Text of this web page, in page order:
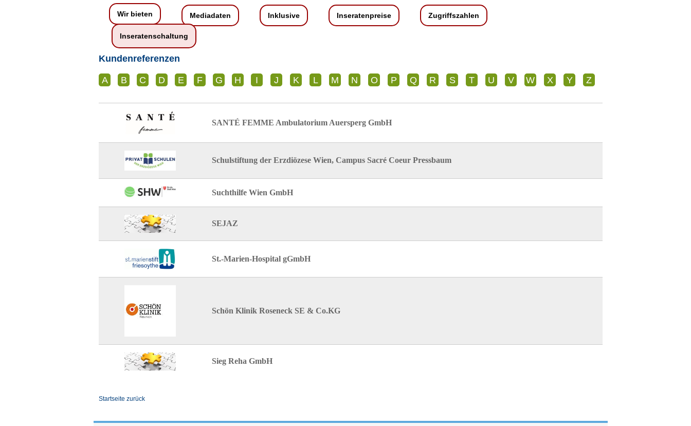
Wir bieten Mediadaten Inklusive Inseratenpreise Zugriffszahlen
Inseratenschaltung
Kundenreferenzen
A B C D E F G H I J K L M N O P Q R S T U V W X Y Z
SANTÉ FEMME Ambulatorium Auersperg GmbH
Schulstiftung der Erzdiözese Wien, Campus Sacré Coeur Pressbaum
Suchthilfe Wien GmbH
SEJAZ
St.-Marien-Hospital gGmbH
Schön Klinik Roseneck SE & Co.KG
Sieg Reha GmbH
Startseite zurück